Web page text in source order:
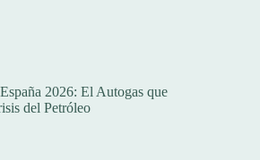
2026: El Autogas que
del Petróleo